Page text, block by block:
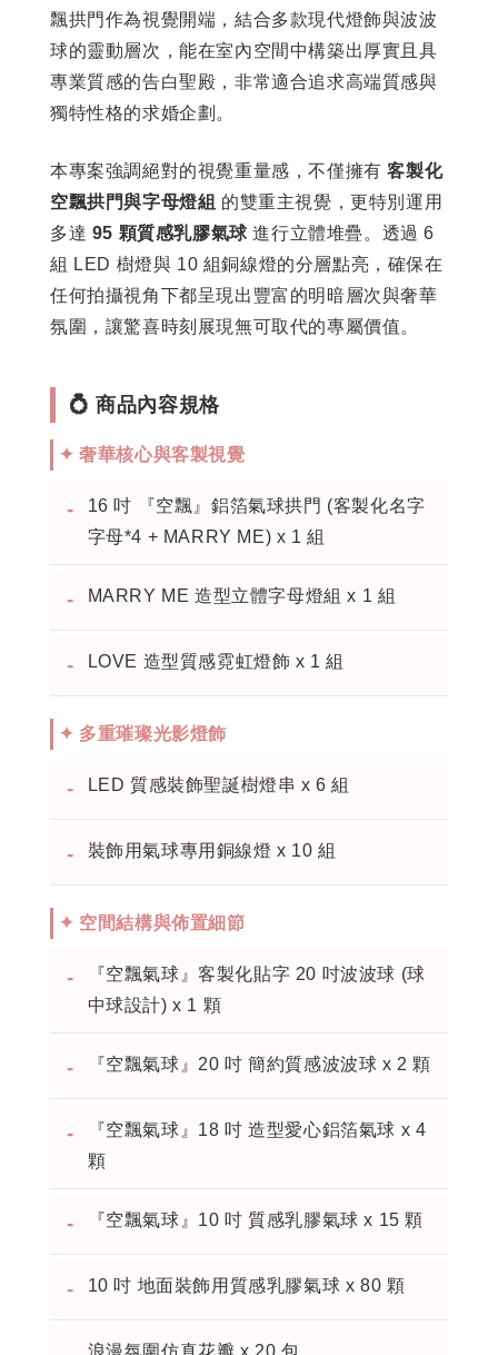
飄拱門作為視覺開端，結合多款現代燈飾與波波
球的靈動層次，能在室內空間中構築出厚實且具
專業質感的告白聖殿，非常適合追求高端質感與
獨特性格的求婚企劃。
本專案強調絕對的視覺重量感，不僅擁有客製化
空飄拱門與字母燈組 的雙重主視覺，更特別運用
多達 95 顆質感乳膠氣球進行立體堆疊。透過 6
組 LED 樹燈與 10 組銅線燈的分層點亮，確保在
任何拍攝視角下都呈現出豐富的明暗層次與奢華
氛圍，讓驚喜時刻展現無可取代的專屬價值。
💍 商品內容規格
✦ 奢華核心與客製視覺
-
16 吋 『空飄』鋁箔氣球拱門 (客製化名字
字母*4 + MARRY ME) x 1 組
- MARRY ME 造型立體字母燈組 x 1 組
- LOVE 造型質感霓虹燈飾 x 1 組
✦ 多重璀璨光影燈飾
- LED 質感裝飾聖誕樹燈串 x 6 組
- 裝飾用氣球專用銅線燈 x 10 組
✦ 空間結構與佈置細節
-
『空飄氣球』客製化貼字 20 吋波波球 (球
中球設計) x 1 顆
- 『空飄氣球』20 吋 簡約質感波波球 x 2 顆
-
『空飄氣球』18 吋 造型愛心鋁箔氣球 x 4
顆
- 『空飄氣球』10 吋 質感乳膠氣球 x 15 顆
- 10 吋 地面裝飾用質感乳膠氣球 x 80 顆